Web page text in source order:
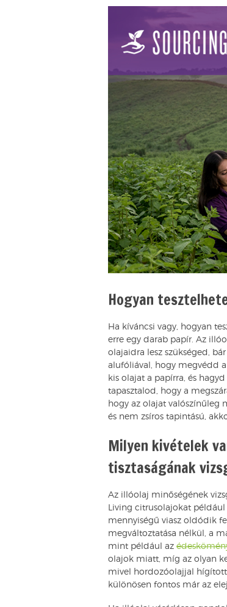
Hogyan
Ha kíváncsi vagy, hogyan
erre egy darab papír. Az
olajaidra lesz szükséged,
alufóliával, hogy megvédd
kis olajat a papírra, és
tapasztalod, hogy a
hogy az olajat valószínűleg
és nem zsíros tapintású,
Milyen kivételek
tisztaságának
Az illóolaj minőségének
Living citrusolajokat
mennyiségű viasz oldódik
megváltoztatása nélkül, a
mint például az
olajok miatt, míg az olyan
mivel hordozóolajjal
különösen fontos már az